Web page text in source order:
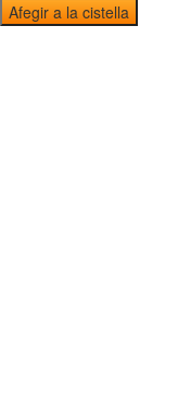
Afegir a la cistella